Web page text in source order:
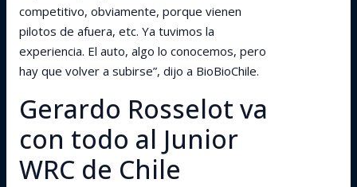
competitivo, obviamente, porque vienen
pilotos de afuera, etc. Ya tuvimos la
experiencia. El auto, algo lo conocemos, pero
hay que volver a subirse”, dijo a BioBioChile.
Gerardo Rosselot va
con todo al Junior
WRC de Chile